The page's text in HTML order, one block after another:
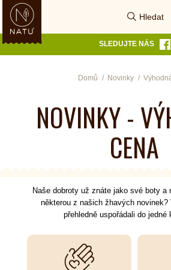
Hledat
Vyhledat
SLEDUJTE NÁS
Domů Novinky
NOVINKY -
CENA
Naše dobroty už znáte jako své boty a
některou z našich žhavých
přehledně uspořádali do jedné